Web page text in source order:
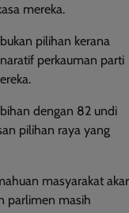
mereka.
pilihan kerana
perkauman parti
dengan 82 undi
pilihan raya yang
masyarakat akar
parlimen masih